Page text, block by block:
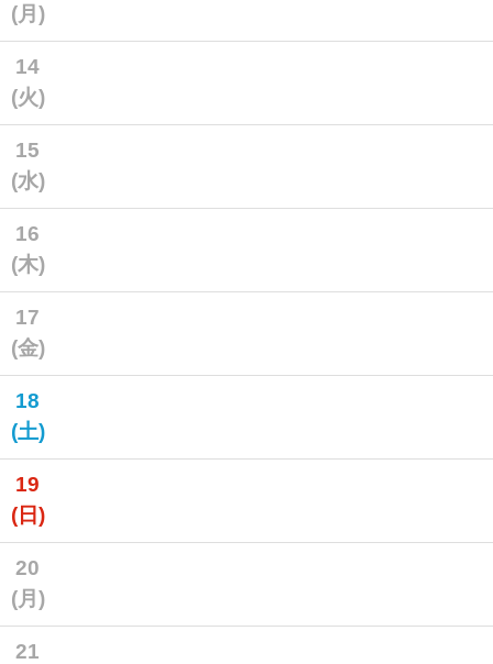
(月)
14
(火)
15
(水)
16
(木)
17
(金)
18
(土)
19
(日)
20
(月)
21